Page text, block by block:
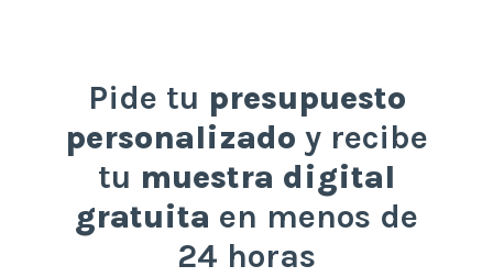
Pide tu presupuesto
personalizado y recibe
tu muestra digital
gratuita en menos de
24 horas